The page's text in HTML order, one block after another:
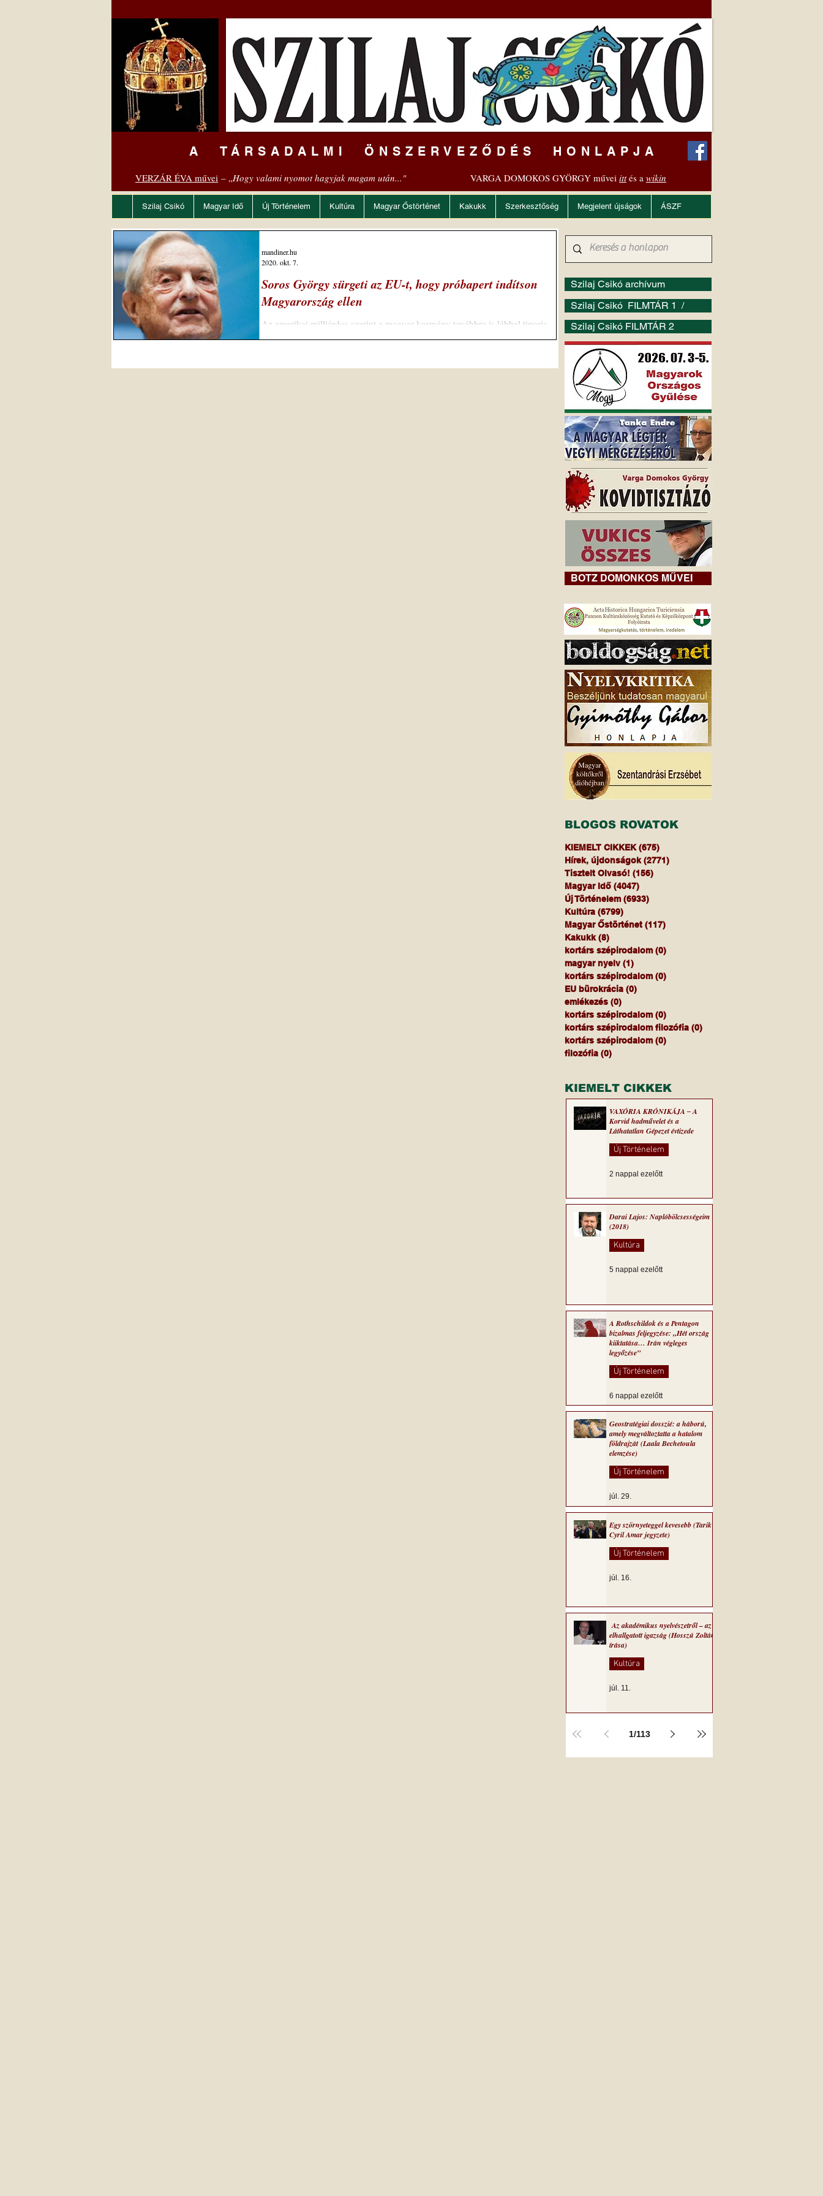
A TÁRSADALMI ÖNSZERVEZŐDÉS HONLAPJA
VERZÁR ÉVA művei – „Hogy valami nyomot hagyjak magam után..." VARGA DOMOKOS GYÖRGY művei ittés a wikin
Szilaj Csikó Magyar Idő Új Történelem Kultúra Magyar Őstörténet Kakukk Szerkesztőség Megjelent újságok ÁSZF
Soros György sürgeti az EU-t, hogy próbapert indítson
Magyarország ellen
Az amerikai milliárdos szerint a magyar kormány továbbra is lábbal tiporja
az uniós jogot, a legújabb áldozat pedig az SZFE. Soros...
mandiner.hu
2020. okt. 7.
Szilaj Csikó archívum
Szilaj Csikó FILMTÁR 1 /
Szilaj Csikó FILMTÁR 2
BOTZ DOMONKOS MŰVEI
BLOGOS ROVATOK
KIEMELT CIKKEK (675)
Hírek, újdonságok (2771)
Tisztelt Olvasó! (156)
Magyar Idő (4047)
Új Történelem (6933)
Kultúra (6799)
Magyar Őstörténet (117)
Kakukk (8)
kortárs szépirodalom (0)
magyar nyelv (1)
kortárs szépirodalom (0)
EU bürokrácia (0)
emlékezés (0)
kortárs szépirodalom (0)
kortárs szépirodalom filozófia (0)
kortárs szépirodalom (0)
filozófia (0)
KIEMELT CIKKEK
VAXÓRIA KRÓNIKÁJA ‒ A
Korvid hadművelet és a
Láthatatlan Gépezet évtizede
Új Történelem
2 nappal ezelőtt
Darai Lajos: Naplóbölcsességeim
(2018)
Kultúra
5 nappal ezelőtt
A Rothschildok és a Pentagon
bizalmas feljegyzése: „Hét ország
kiiktatása… Irán végleges
legyőzése”
Új Történelem
6 nappal ezelőtt
Geostratégiai dosszié: a háború,
amely megváltoztatta a hatalom
földrajzát (Laala Bechetoula
elemzése)
Új Történelem
júl. 29.
Egy szörnyeteggel kevesebb (Tarik
Cyril Amar jegyzete)
Új Történelem
júl. 16.
Az akadémikus nyelvészetről – az
elhallgatott igazság (Hosszú Zoltán
írása)
Kultúra
júl. 11.
1/113